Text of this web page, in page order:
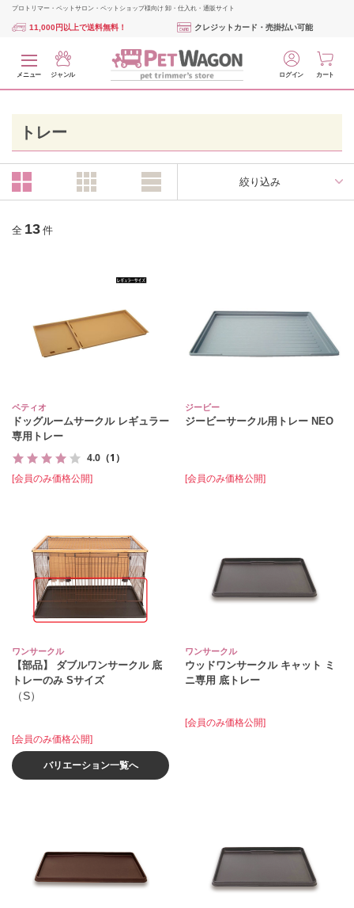
プロトリマー・ペットサロン・ペットショップ様向け 卸・仕入れ・通販サイト
11,000円以上で送料無料！ クレジットカード・売掛払い可能
メニュー ジャンル ログイン カート
トレー
絞り込み
全 13 件
ペティオ
ドッグルームサークル レギュラー
専用トレー
4.0 （1）
[会員のみ価格公開]
ジービー
ジービーサークル用トレー NEO
[会員のみ価格公開]
ワンサークル
【部品】 ダブルワンサークル 底
トレーのみ Sサイズ
（S）
[会員のみ価格公開]
バリエーション一覧へ
ワンサークル
ウッドワンサークル キャット ミ
ニ専用 底トレー
[会員のみ価格公開]